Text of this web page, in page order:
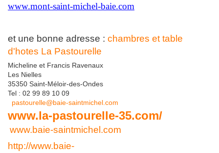
www.mont-saint-michel-baie.com
et une bonne adresse : chambres et table
d'hotes La Pastourelle
Micheline et Francis Ravenaux
Les Nielles
35350 Saint-Méloir-des-Ondes
Tel : 02 99 89 10 09
pastourelle@baie-saintmichel.com
www.la-pastourelle-35.com/
www.baie-saintmichel.com
http://www.baie-